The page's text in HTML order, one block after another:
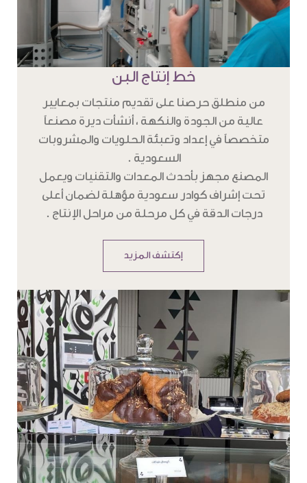
خط إنتاج البن
من منطلق حرصنا على تقديم منتجات بمعايير
عالية من الجودة والنكهة ، أنشأت ديرة مصنعاً
متخصصاً في إعداد وتعبئة الحلويات والمشروبات
السعودية .
المصنع مجهز بأحدث المعدات والتقنيات ويعمل
تحت إشراف كوادر سعودية مؤهلة لضمان أعلى
درجات الدقة في كل مرحلة من مراحل الإنتاج .
إكتشف المزيد